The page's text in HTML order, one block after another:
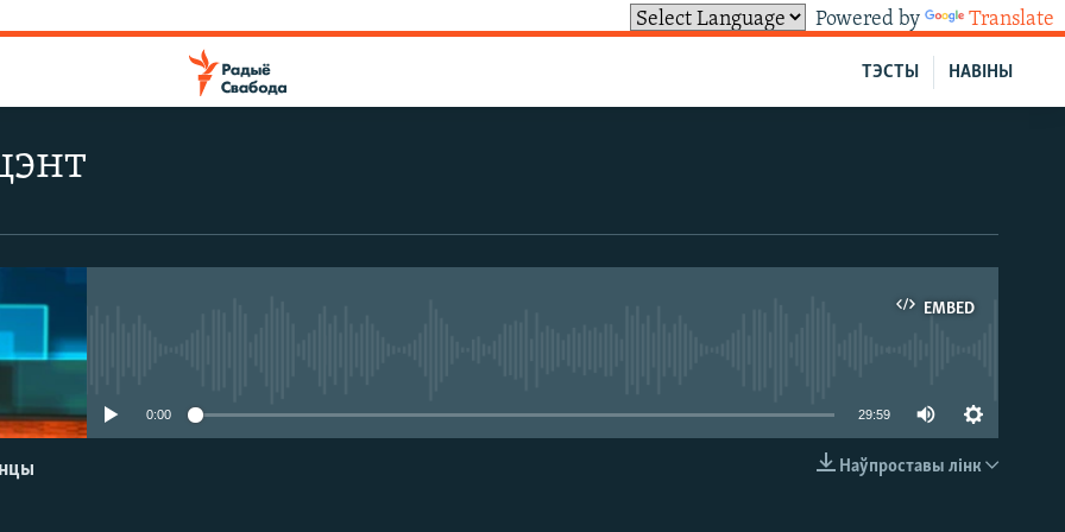
Powered by Translate
НАВІНЫ
ТЭСТЫ
EMBED
0:00 29:59
Наўпроставы лінк